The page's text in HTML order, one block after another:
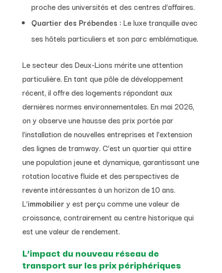
proche des universités et des centres d’affaires.
Quartier des Prébendes : Le luxe tranquille avec
ses hôtels particuliers et son parc emblématique.
Le secteur des Deux-Lions mérite une attention
particulière. En tant que pôle de développement
récent, il offre des logements répondant aux
dernières normes environnementales. En mai 2026,
on y observe une hausse des prix portée par
l’installation de nouvelles entreprises et l’extension
des lignes de tramway. C’est un quartier qui attire
une population jeune et dynamique, garantissant une
rotation locative fluide et des perspectives de
revente intéressantes à un horizon de 10 ans.
L’immobilier y est perçu comme une valeur de
croissance, contrairement au centre historique qui
est une valeur de rendement.
L’impact du nouveau réseau de
transport sur les prix périphériques